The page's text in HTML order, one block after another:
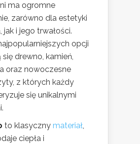
ma ogromne
zarówno dla estetyki
jak i jego trwałości.
opcji
się drewno, kamień,
oraz nowoczesne
z których każdy
się unikalnymi
to klasyczny materiał,
ciepła i